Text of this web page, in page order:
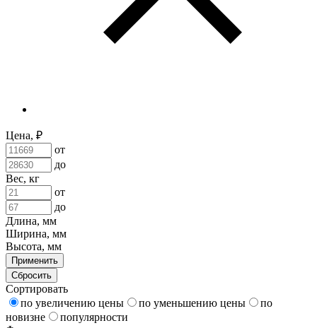
Цена, ₽
от
до
Вес, кг
от
до
Длина, мм
Ширина, мм
Высота, мм
Применить
Сбросить
Сортировать
по увеличению цены
по уменьшению цены
по
новизне
популярности